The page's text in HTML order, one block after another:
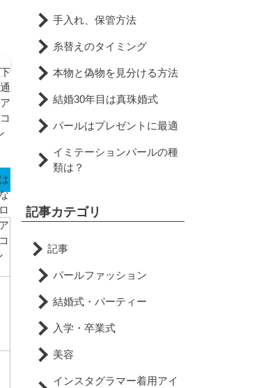
手入れ、保管方法
糸替えのタイミング
本物と偽物を見分ける方法
結婚30年目は真珠婚式
パールはプレゼントに最適
イミテーションパールの種
類は？
記事カテゴリ
記事
パールファッション
結婚式・パーティー
入学・卒業式
美容
インスタグラマー着用アイ